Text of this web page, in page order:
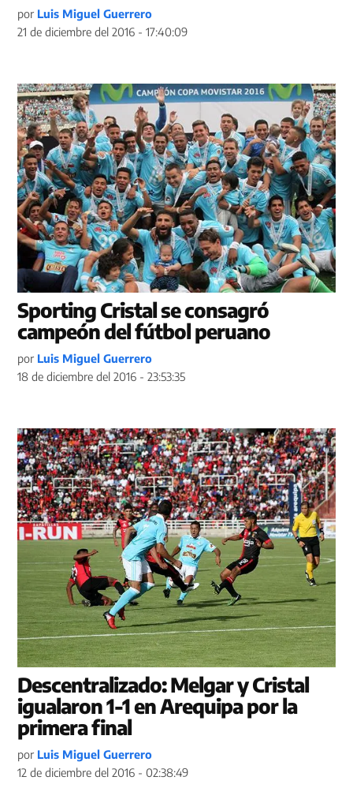
por Luis Miguel Guerrero
21 de diciembre del 2016 - 17:40:09
Sporting Cristal se consagró
campeón del fútbol peruano
por Luis Miguel Guerrero
18 de diciembre del 2016 - 23:53:35
Descentralizado: Melgar y Cristal
igualaron 1-1 en Arequipa por la
primera final
por Luis Miguel Guerrero
12 de diciembre del 2016 - 02:38:49